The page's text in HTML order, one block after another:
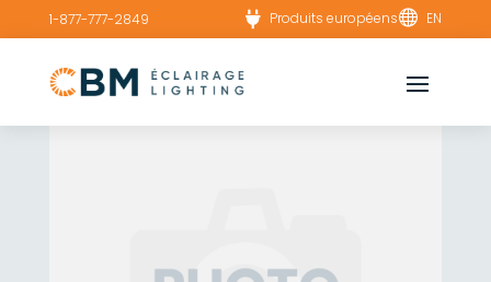
1-877-777-2849  Produits européens EN